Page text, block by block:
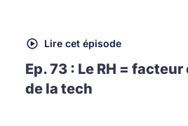
Lire cet épisode
Ep. 73 : Le RH =
de la tech